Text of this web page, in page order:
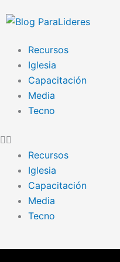
al
Recursos
Iglesia
Capacitación
Media
Tecno
Recursos
Iglesia
Capacitación
Media
Tecno